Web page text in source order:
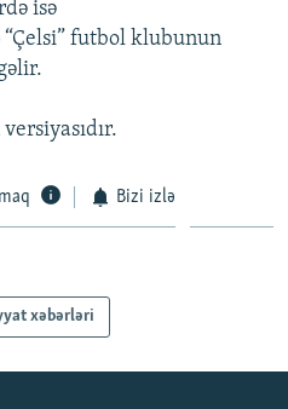
isə
futbol klubunun
Bizi izlə
xəbərləri